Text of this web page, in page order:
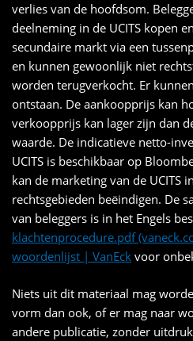
verlies van de hoofdsom.
deelneming in de UCITS kopen
secundaire markt via een
en kunnen gewoonlijk niet
worden terugverkocht. Er
ontstaan. De aankoopprijs kan
verkoopprijs kan lager zijn dan
waarde. De indicatieve netto-
UCITS is beschikbaar op
kan de marketing van de UCITS
rechtsgebieden beëindigen. De
van beleggers is in het Engels
klachtenprocedure.pdf
woordenlijst | VanEck voor
Niets uit dit materiaal mag
vorm dan ook, of er mag naar
andere publicatie, zonder